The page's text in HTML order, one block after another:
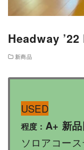
Headway
新商品
USED
程度： A+ 新
ソロアコー